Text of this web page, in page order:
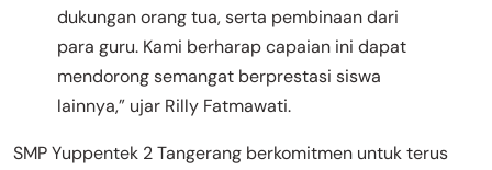
dukungan orang tua, serta pembinaan dari
para guru. Kami berharap capaian ini dapat
mendorong semangat berprestasi siswa
lainnya,” ujar Rilly Fatmawati.
SMP Yuppentek 2 Tangerang berkomitmen untuk terus